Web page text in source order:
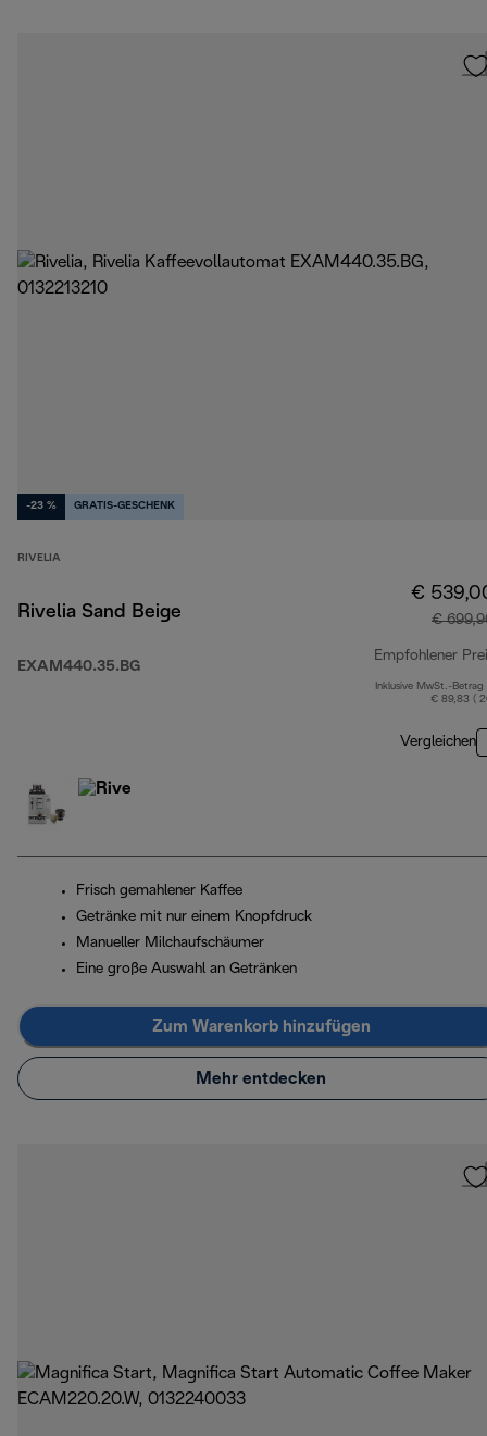
-23 % GRATIS-GESCHENK
RIVELIA
Rivelia Sand Beige
EXAM440.35.BG
€
€
Empfohlener
Inklusive MwSt.-Betrag
€ 89,83 (
Vergleichen
Frisch gemahlener Kaffee
Getränke mit nur einem Knopfdruck
Manueller Milchaufschäumer
Eine große Auswahl an Getränken
Zum Warenkorb hinzufügen
Mehr entdecken